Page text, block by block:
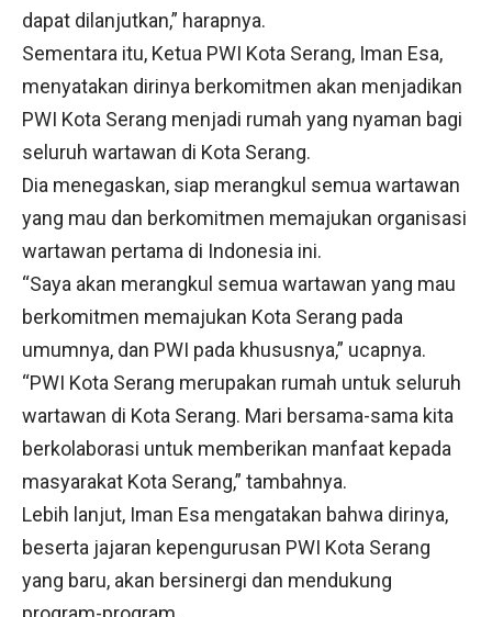
dapat dilanjutkan,” harapnya.
Sementara itu, Ketua PWI Kota Serang, Iman Esa,
menyatakan dirinya berkomitmen akan menjadikan
PWI Kota Serang menjadi rumah yang nyaman bagi
seluruh wartawan di Kota Serang.
Dia menegaskan, siap merangkul semua wartawan
yang mau dan berkomitmen memajukan organisasi
wartawan pertama di Indonesia ini.
“Saya akan merangkul semua wartawan yang mau
berkomitmen memajukan Kota Serang pada
umumnya, dan PWI pada khususnya,” ucapnya.
“PWI Kota Serang merupakan rumah untuk seluruh
wartawan di Kota Serang. Mari bersama-sama kita
berkolaborasi untuk memberikan manfaat kepada
masyarakat Kota Serang,” tambahnya.
Lebih lanjut, Iman Esa mengatakan bahwa dirinya,
beserta jajaran kepengurusan PWI Kota Serang
yang baru, akan bersinergi dan mendukung